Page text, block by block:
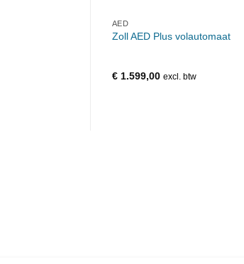
AED
Zoll AED Plus volautomaat
€1.599,00 excl. btw